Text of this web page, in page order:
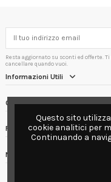
Resta aggiornato su sconti ed offerte.
cancellare quando vuoi.
Informazioni Utili
Contact us
Follow us
Newsletter
Questo sito
cookie analitici per
Continuando a